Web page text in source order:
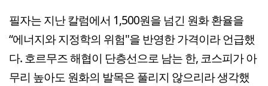
필자는 지난 칼럼에서 1,500원을 넘긴 원화 환율을
“에너지와 지정학의 위험"을 반영한 가격이라 언급했
다. 호르무즈 해협이 단층선으로 남는 한, 코스피가 아
무리 높아도 원화의 발목은 풀리지 않으리라 생각했